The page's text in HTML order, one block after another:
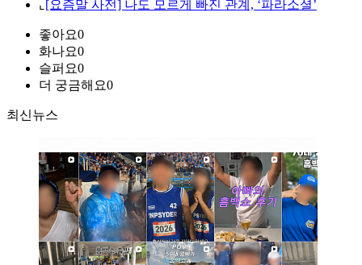
⌞ [요즘말 사전] 나도 모르게 빠진 관계, ‘파라소셜’
좋아요0
화나요0
슬퍼요0
더 궁금해요0
최신뉴스